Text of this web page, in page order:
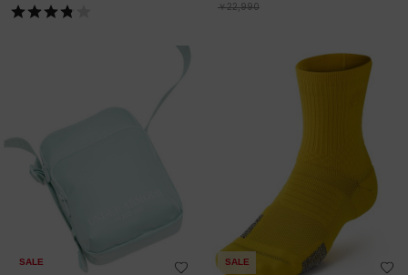
￥22,990
SALE SALE